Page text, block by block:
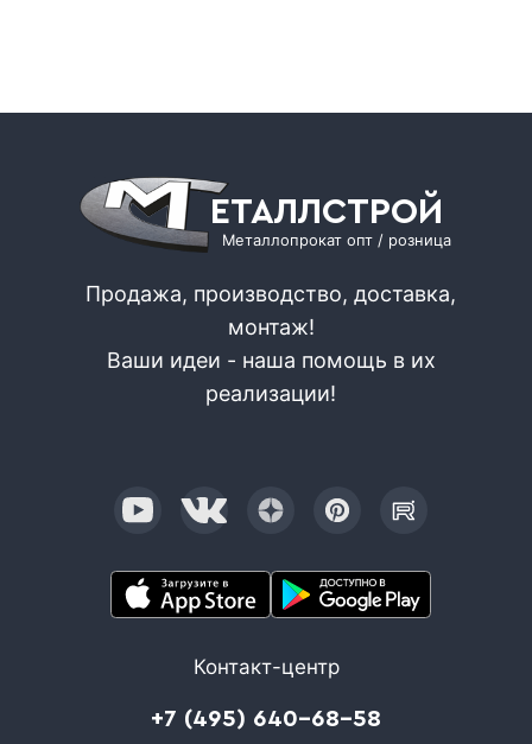
ЕТАЛЛСТРОЙ
Металлопрокат опт / розница
Продажа, производство, доставка,
монтаж!
Ваши идеи - наша помощь в их
реализации!
Контакт-центр
+7 (495) 640-68-58